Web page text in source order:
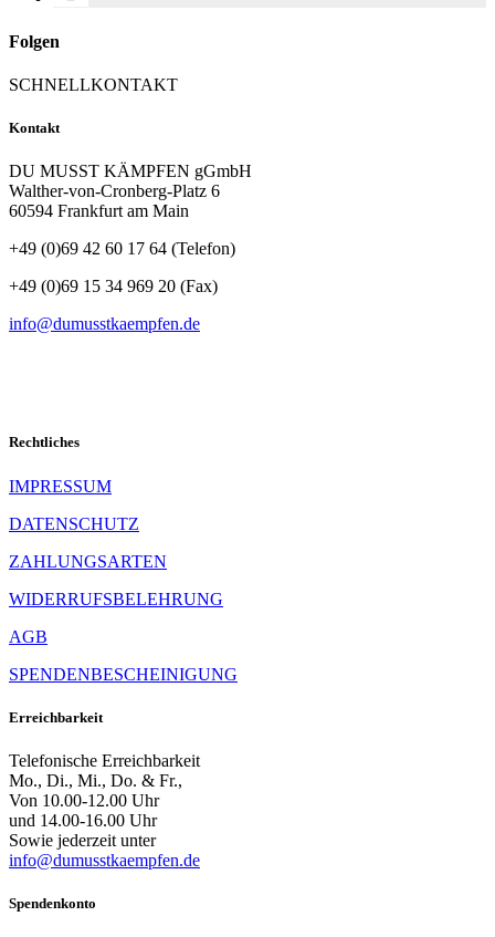
Folgen
SCHNELLKONTAKT
Kontakt
DU MUSST KÄMPFEN gGmbH
Walther-von-Cronberg-Platz 6
60594 Frankfurt am Main
+49 (0)69 42 60 17 64 (Telefon)
+49 (0)69 15 34 969 20 (Fax)
info@dumusstkaempfen.de
Rechtliches
IMPRESSUM
DATENSCHUTZ
ZAHLUNGSARTEN
WIDERRUFSBELEHRUNG
AGB
SPENDENBESCHEINIGUNG
Erreichbarkeit
Telefonische Erreichbarkeit
Mo., Di., Mi., Do. & Fr.,
Von 10.00-12.00 Uhr
und 14.00-16.00 Uhr
Sowie jederzeit unter
info@dumusstkaempfen.de
Spendenkonto